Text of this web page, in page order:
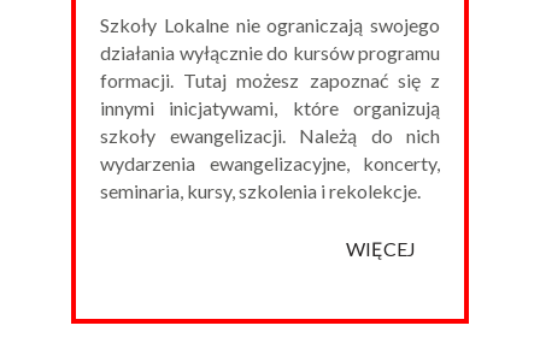
Szkoły Lokalne nie ograniczają swojego
działania wyłącznie do kursów programu
formacji. Tutaj możesz zapoznać się z
innymi inicjatywami, które organizują
szkoły ewangelizacji. Należą do nich
wydarzenia ewangelizacyjne, koncerty,
seminaria, kursy, szkolenia i rekolekcje.
WIĘCEJ